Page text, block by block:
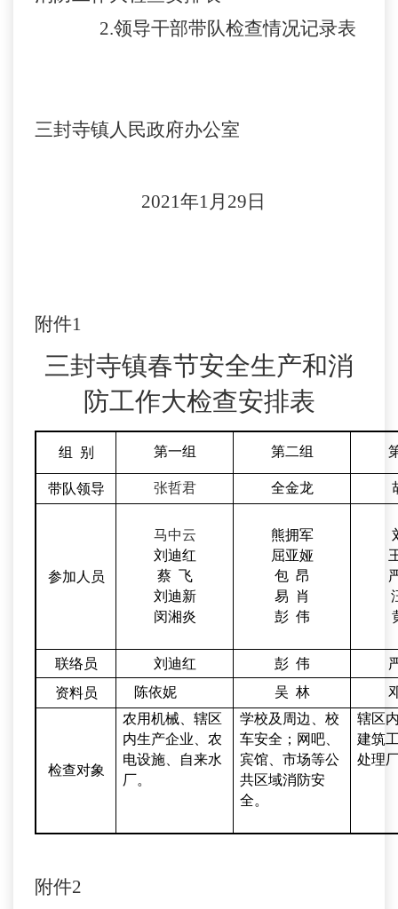
2.领导干部带队检查情况记录表
三封寺镇人民政府办公室
2021年1月29日
附件1
三封寺镇春节安全生产和消
防工作大检查安排表
组 别 第一组 第二组
带队领导 张哲君 全金龙
参加人员
马中云
刘迪红
蔡 飞
刘迪新
闵湘炎
熊拥军
屈亚娅
包 昂
易
肖
彭 伟
联络员 刘迪红 彭 伟
资料员
陈依妮 吴 林
检查对象
农用机械、辖区
内生产企业、农
电设施、
自来水
厂。
学校及周边、校
车安全； 网吧、
宾馆、市场等公
共区域消防安
全。
辖区
建筑
处理
附件2